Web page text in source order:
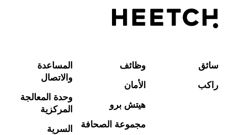
سائق
راكب
وظائف
الأمان
هيتش برو
مجموعة الصحافة
المساعدة
والاتصال
وحدة المعالجة
المركزية
السرية